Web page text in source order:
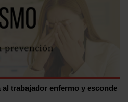
trabajador enfermo y esconde